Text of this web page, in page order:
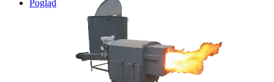
Pogląd